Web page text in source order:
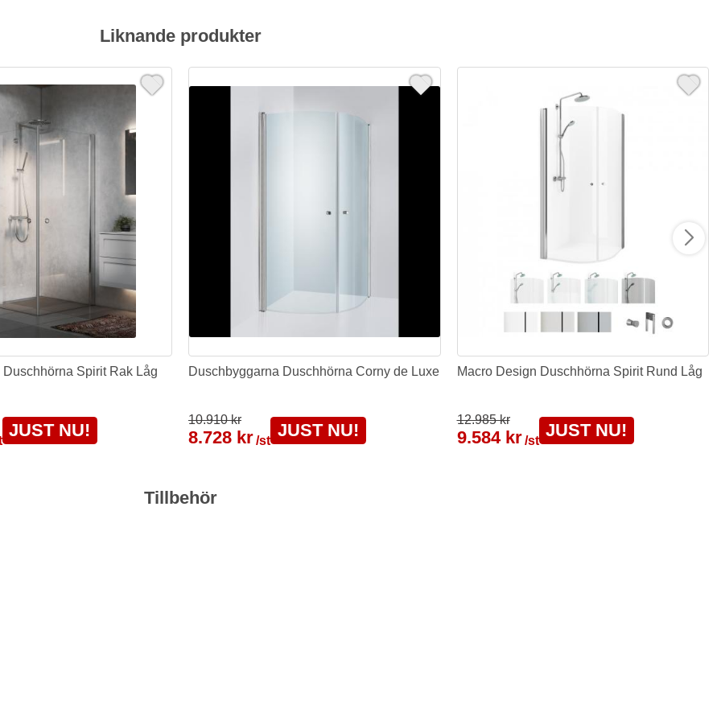
Liknande produkter
Spirit Rak Låg
JUST NU!
Duschbyggarna Duschhörna Corny de Luxe
10.910 kr
8.728 kr/st
JUST NU!
Macro Design Duschhörna Spirit Rund Låg
12.985 kr
9.584 kr /st
JUST NU!
Tillbehör